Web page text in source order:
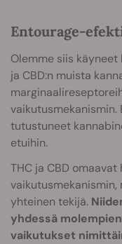
Entourage-
Olemme siis
ja CBD:n muista
vaikutusmekanismin.
tutustuneet
etuihin.
THC ja CBD
yhteinen tekijä.
yhdessä
vaikutukset